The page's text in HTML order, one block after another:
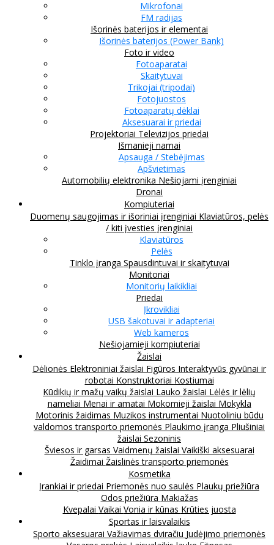
Mikrofonai
FM radijas
Išorinės baterijos ir elementai
Išorinės baterijos (Power Bank)
Foto ir video
Fotoaparatai
Skaitytuvai
Trikojai (tripodai)
Fotojuostos
Fotoaparatų dėklai
Aksesuarai ir priedai
Projektoriai Televizijos priedai
Išmanieji namai
Apsauga / Stebėjimas
Apšvietimas
Automobilių elektronika Nešiojami įrenginiai
Dronai
Kompiuteriai
Duomenų saugojimas ir išoriniai įrenginiai Klaviatūros, pelės
/ kiti įvesties įrenginiai
Klaviatūros
Pelės
Tinklo įranga Spausdintuvai ir skaitytuvai
Monitoriai
Monitorių laikikliai
Priedai
Įkrovikliai
USB šakotuvai ir adapteriai
Web kameros
Nešiojamieji kompiuteriai
Žaislai
Dėlionės Elektroniniai žaislai Figūros Interaktyvūs gyvūnai ir
robotai Konstruktoriai Kostiumai
Kūdikių ir mažų vaikų žaislai Lauko žaislai Lėlės ir lėlių
nameliai Menai ir amatai Mokomieji žaislai Mokykla
Motorinis žaidimas Muzikos instrumentai Nuotoliniu būdu
valdomos transporto priemonės Plaukimo įranga Pliušiniai
žaislai Sezoninis
Šviesos ir garsas Vaidmenų žaislai Vaikiški aksesuarai
Žaidimai Žaislinės transporto priemonės
Kosmetika
Įrankiai ir priedai Priemonės nuo saulės Plaukų priežiūra
Odos priežiūra Makiažas
Kvepalai Vaikai Vonia ir kūnas Krūties juosta
Sportas ir laisvalaikis
Sporto aksesuarai Važiavimas dviračiu Judėjimo priemonės